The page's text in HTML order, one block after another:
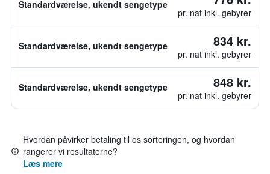
Standardværelse, ukendt sengetype
pr. nat inkl. gebyrer
Standardværelse, ukendt sengetype 834 kr.
pr. nat inkl. gebyrer
Standardværelse, ukendt sengetype 848 kr.
pr. nat inkl. gebyrer
Hvordan påvirker betaling til os sorteringen, og hvordan
rangerer vi resultaterne?
Læs mere